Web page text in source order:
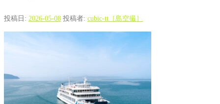
投稿日: 2026-05-08 投稿者: cubic-tt［島空撮］